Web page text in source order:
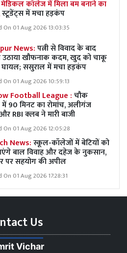
मेडिकल कॉलेज में मिला बम बनाने का
स्टूडेंट्स में मचा हड़कंप
On 01 Aug 2026 13:03:35
News:पत्नी से विवाद के बाद
उठाया खौफनाक कदम, खुद को चाकू
ससुराल में मचा हड़कंप
On 01 Aug 2026 10:59:13
Football League :चौक
में 90 मिनट का रोमांच, अलीगंज
और RBI क्लब ने मारी बाजी
On 01 Aug 2026 12:05:28
News:स्कूल-कॉलेजों में बेटियों को
बाल विवाह और दहेज के नुकसान,
पर सहयोग की अपील
On 01 Aug 2026 17:28:31
Us
Vichar